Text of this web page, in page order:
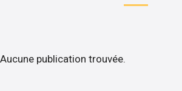
Aucune publication trouvée.